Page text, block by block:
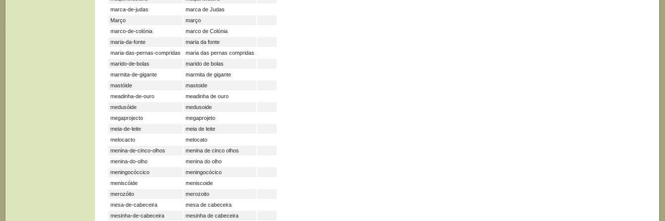
marca-de-judas
marca de Judas
Março
março
marco-de-colónia
marco de Colónia
maria-da-fonte
maria da fonte
maria-das-pernas-compridas
maria das pernas compridas
marido-de-bolas
marido de bolas
marmita-de-gigante
marmita de gigante
mastóide
mastoide
meadinha-de-ouro
meadinha de ouro
medusóide
medusoide
megaprojecto
megaprojeto
meia-de-leite
meia de leite
melocacto
melocato
menina-de-cinco-olhos
menina de cinco olhos
menina-do-olho
menina do olho
meningocóccico
meningocócico
meniscóide
meniscoide
merozóito
merozoito
mesa-de-cabeceira
mesa de cabeceira
mesinha-de-cabeceira
mesinha de cabeceira